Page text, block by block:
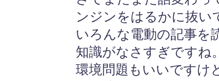
ンジンをはるかに抜い
いろんな電動の記事を
知識がなさすぎですね
環境問題もいいですけ